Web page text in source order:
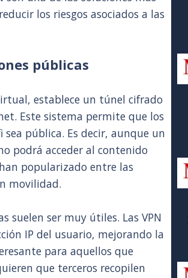
los riesgos asociados a las
públicas
establece un túnel cifrado
Este sistema permite que los
pública. Es decir, aunque un
podrá acceder al contenido
popularizado entre las
movilidad.
suelen ser muy útiles. Las VPN
IP del usuario, mejorando la
para aquellos que
que terceros recopilen